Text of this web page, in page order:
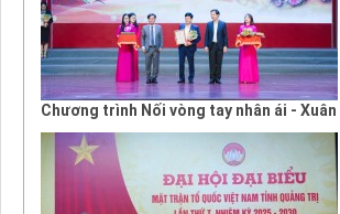
Chương trình Nối vòng tay nhân ái - Xuân